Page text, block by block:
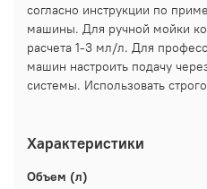
согласно инструкции по
машины. Для ручной мойки
расчета 1-3 мл/л. Для
машин настроить подачу
системы. Использовать
Характеристики
Объем (л)